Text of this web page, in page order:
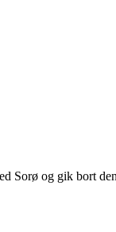
Sorø og gik bort